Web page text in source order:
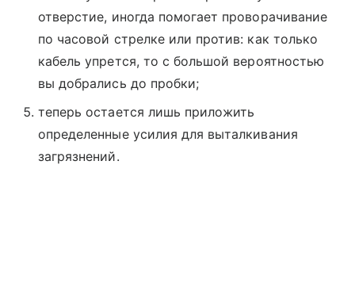
отверстие, иногда помогает проворачивание
по часовой стрелке или против: как только
кабель упрется, то с большой вероятностью
вы добрались до пробки;
теперь остается лишь приложить
определенные усилия для выталкивания
загрязнений.